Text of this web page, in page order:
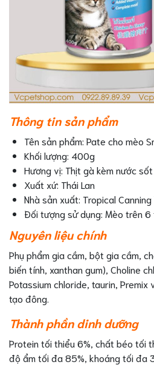
Thông tin sản phẩm
Tên sản phẩm: Pate cho mèo
Khối lượng: 400g
Hương vị: Thịt gà kèm nước sốt
Xuất xứ: Thái Lan
Nhà sản xuất: Tropical
Đối tượng sử dụng: Mèo trên 6
Nguyên liệu chính
Phụ phẩm gia cầm, bột gia cầm,
biến tính, xanthan gum), Choline
Potassium chloride, taurin, Premix
tạo đông.
Thành phần dinh dưỡng
Protein tối thiểu 6%, chất béo tối
độ ẩm tối đa 85%, khoáng tối đa